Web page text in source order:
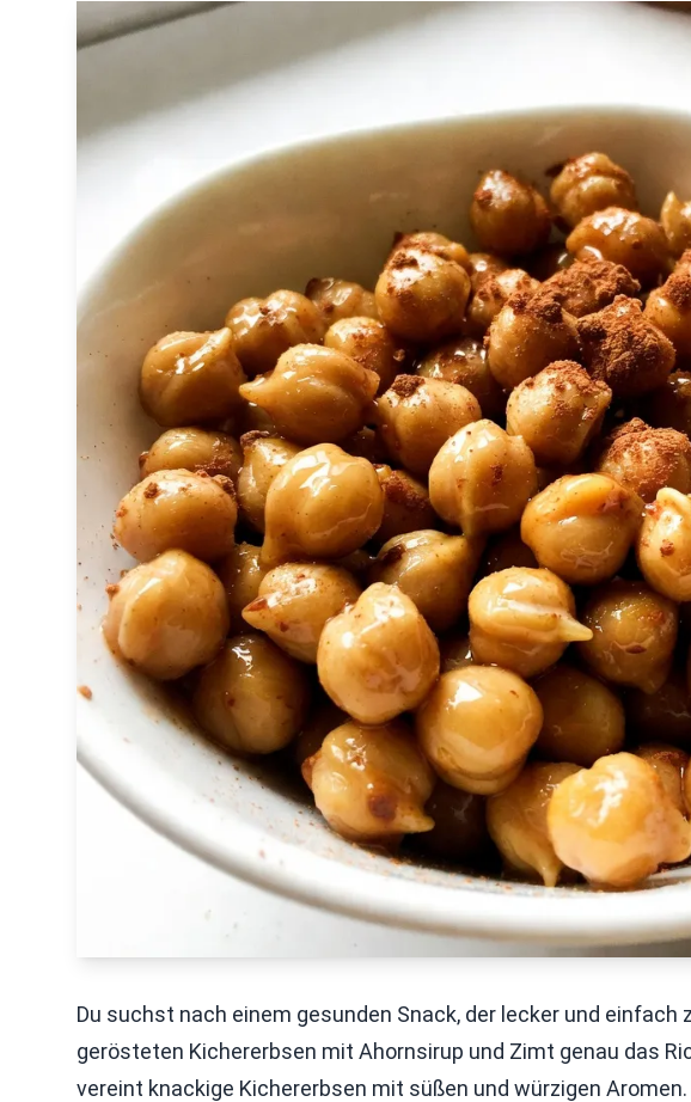
Du suchst nach einem gesunden Snack, der lecker und einfach
gerösteten Kichererbsen mit Ahornsirup und Zimt genau das
vereint knackige Kichererbsen mit süßen und würzigen